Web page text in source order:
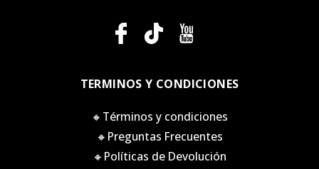
TERMINOS Y CONDICIONES
🔸Términos y condiciones
🔸Preguntas Frecuentes
🔸Políticas de Devolución